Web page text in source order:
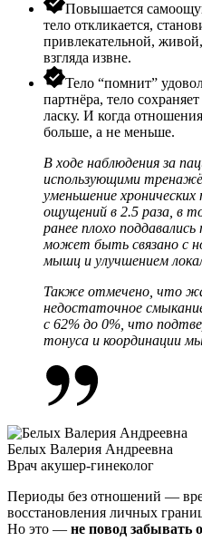
Повышается
тело откликается,
привлекательной,
взгляда извне.
Тело “помнит”
партнёра, тело
ласку. И когда
больше, а не меньше.
В ходе наблюдения за
использующими
уменьшение
ощущений в 2.5 раза, в
ранее плохо
может быть связано с
мышц и улучшением
Также отмечено, что
недостаточное
с 62% до 0%, что
тонуса и координации
Белых Валерия Андреевна
Врач акушер-гинеколог
Периоды без отношений —
восстановления личных
Но это — не повод забывать